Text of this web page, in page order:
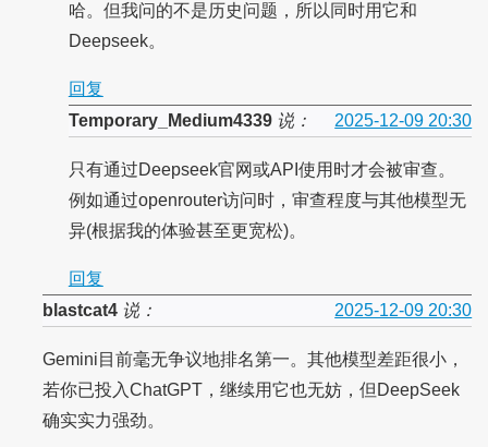
哈。但我问的不是历史问题，所以同时用它和
Deepseek。
回复
Temporary_Medium4339说： 2025-12-09 20:30
只有通过Deepseek官网或API使用时才会被审查。
例如通过openrouter访问时，审查程度与其他模型无
异(根据我的体验甚至更宽松)。
回复
blastcat4说： 2025-12-09 20:30
Gemini目前毫无争议地排名第一。其他模型差距很小，
若你已投入ChatGPT，继续用它也无妨，但DeepSeek
确实实力强劲。